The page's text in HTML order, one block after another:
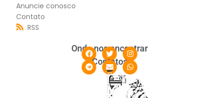
Anuncie conosco
Contato
RSS
Onde nos encontrar
Contatos